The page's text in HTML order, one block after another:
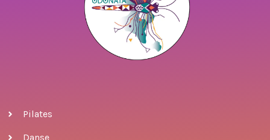
Pilates
Danse